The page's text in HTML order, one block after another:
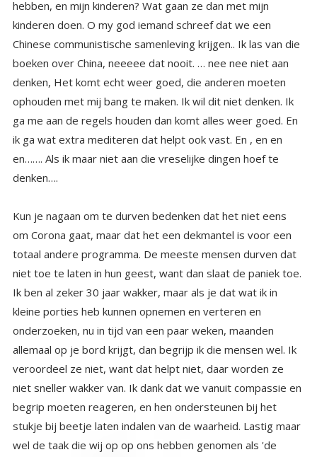
denken….
Kun je nagaan om te durven bedenken dat het niet eens
om Corona gaat, maar dat het een dekmantel is voor een
totaal andere programma. De meeste mensen durven dat
niet toe te laten in hun geest, want dan slaat de paniek toe.
Ik ben al zeker 30 jaar wakker, maar als je dat wat ik in
kleine porties heb kunnen opnemen en verteren en
onderzoeken, nu in tijd van een paar weken, maanden
allemaal op je bord krijgt, dan begrijp ik die mensen wel. Ik
veroordeel ze niet, want dat helpt niet, daar worden ze
niet sneller wakker van. Ik dank dat we vanuit compassie en
begrip moeten reageren, en hen ondersteunen bij het
stukje bij beetje laten indalen van de waarheid. Lastig maar
wel de taak die wij op op ons hebben genomen als 'de
eersten die wakker zijn' we hebben ervoor gekozen de
anderen ( die ook een deel van ons zijn) te helpen, met
zachtjes ontwaken. Als we dat vanuit liefde doen en niet